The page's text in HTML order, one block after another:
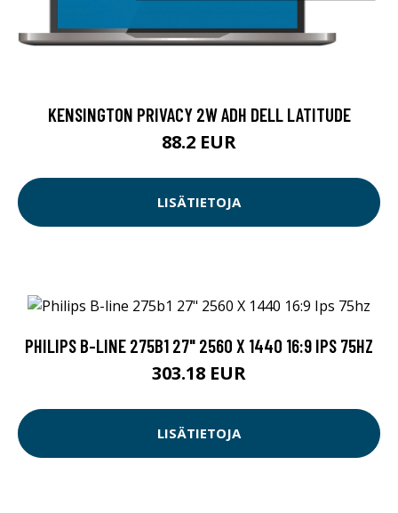
KENSINGTON PRIVACY 2W ADH DELL LATITUDE
88.2 EUR
LISÄTIETOJA
PHILIPS B-LINE 275B1 27" 2560 X 1440 16:9 IPS 75HZ
303.18 EUR
LISÄTIETOJA